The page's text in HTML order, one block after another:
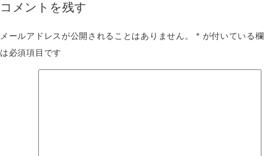
コメントを残す
メールアドレスが公開されることはありません。 * が付いている欄
は必須項目です